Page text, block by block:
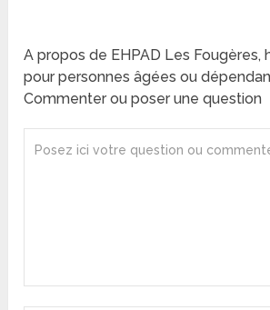
A propos de EHPAD Les Fougères,
pour personnes âgées ou
Commenter ou poser une question